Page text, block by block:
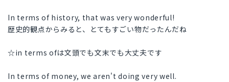
In terms of history, that was very wonderful!
歴史的観点からみると、とてもすごい物だったんだね
☆in terms ofは文頭でも文末でも大丈夫です
In terms of money, we aren't doing very well.